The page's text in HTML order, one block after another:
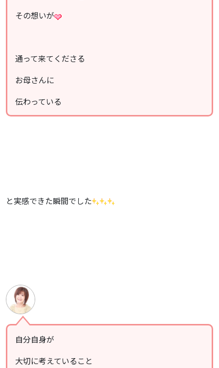
その想いが
通って来てくださる
お母さんに
伝わっている
と実感できた瞬間でした
自分自身が
大切に考えていること